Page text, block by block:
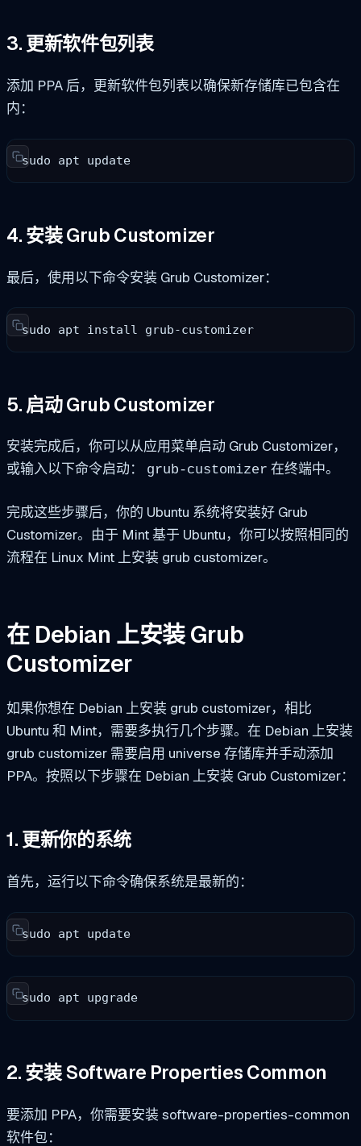
3. 更新软件包列表
添加 PPA 后，更新软件包列表以确保新存储库已包含在
内：
sudo apt update
4. 安装 Grub Customizer
最后，使用以下命令安装 Grub Customizer：
sudo apt install grub-customizer
5. 启动 Grub Customizer
安装完成后，你可以从应用菜单启动 Grub Customizer，
或输入以下命令启动：
grub-customizer 在终端中。
完成这些步骤后，你的 Ubuntu 系统将安装好 Grub
Customizer。由于 Mint 基于 Ubuntu，你可以按照相同的
流程在 Linux Mint 上安装 grub customizer。
在 Debian 上安装 Grub
Customizer
如果你想在 Debian 上安装 grub customizer，相比
Ubuntu 和 Mint，需要多执行几个步骤。在 Debian 上安装
grub customizer 需要启用 universe 存储库并手动添加
PPA。按照以下步骤在 Debian 上安装 Grub Customizer：
1. 更新你的系统
首先，运行以下命令确保系统是最新的：
sudo apt update
sudo apt upgrade
2. 安装 Software Properties Common
要添加 PPA，你需要安装 software-properties-common
软件包：